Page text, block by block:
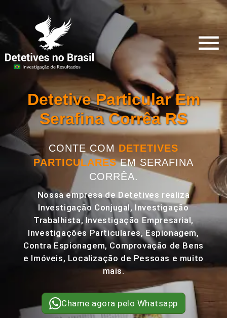
Detetive Particular Em
Serafina Corrêa RS
CONTE COM DETETIVES
PARTICULARESEM SERAFINA
CORRÊA.
Nossa empresa de Detetives realiza
Investigação Conjugal, Investigação
Trabalhista, Investigação Empresarial,
Investigações Particulares, Espionagem,
Contra Espionagem, Comprovação de Bens
e Imóveis, Localização de Pessoas e muito
mais.
Chame agora pelo Whatsapp